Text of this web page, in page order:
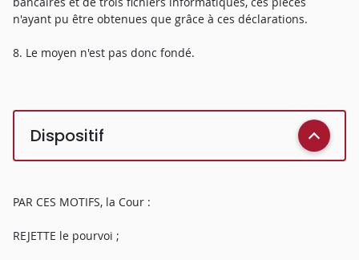
n'ayant pu être obtenues que grâce à ces déclarations.
8. Le moyen n'est pas donc fondé.
Dispositif
PAR CES MOTIFS, la Cour :
REJETTE le pourvoi ;